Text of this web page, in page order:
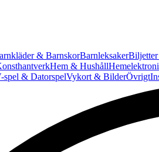
& BarnskorBarnleksaker
Hem & Hushåll
spel & DatorspelVykort & BilderÖvrigt